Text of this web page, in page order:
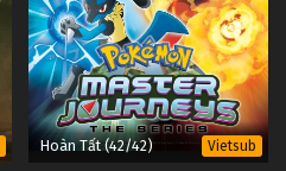
Hoàn Tất (42/42) Vietsub